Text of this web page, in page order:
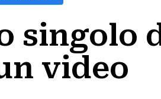
singolo
video